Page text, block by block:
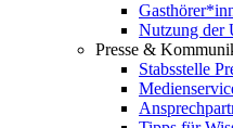
Nutzung der
Presse &
Stabsstelle